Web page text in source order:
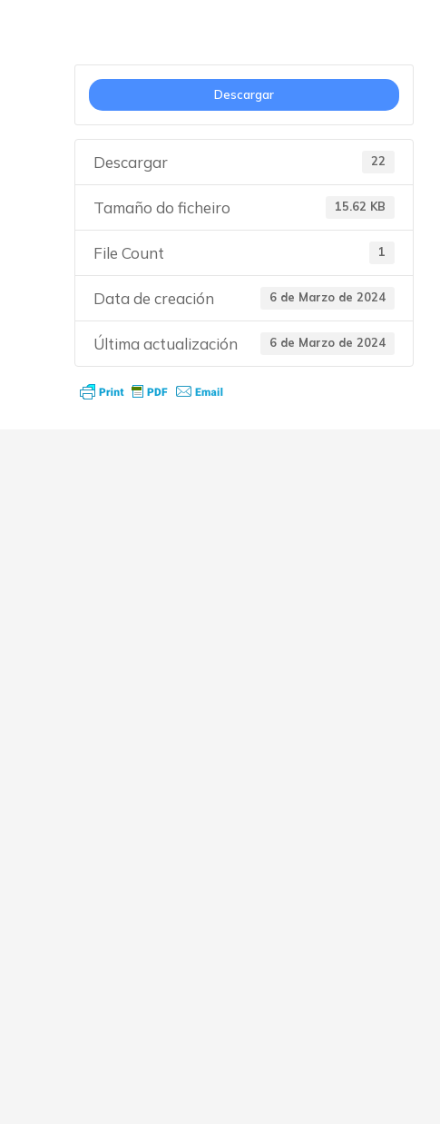
Descargar
Descargar 22
Tamaño do ficheiro 15.62 KB
File Count 1
Data de creación 6 de Marzo de 2024
Última actualización 6 de Marzo de 2024